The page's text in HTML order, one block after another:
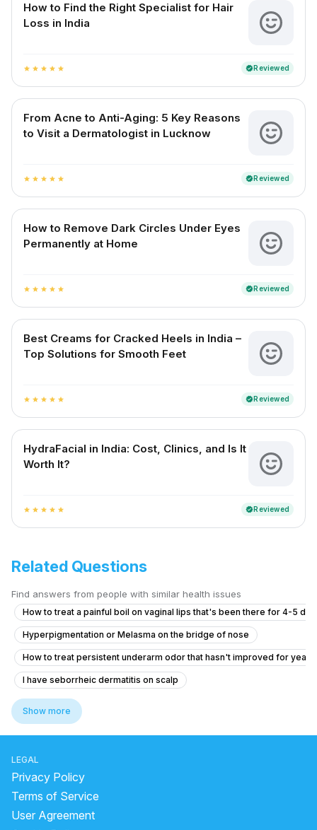
How to Find the Right Specialist for Hair
Loss in India
star star star star star verifiedReviewed
From Acne to Anti-Aging: 5 Key Reasons
to Visit a Dermatologist in Lucknow
star star star star star verifiedReviewed
How to Remove Dark Circles Under Eyes
Permanently at Home
star star star star star verifiedReviewed
Best Creams for Cracked Heels in India –
Top Solutions for Smooth Feet
star star star star star verifiedReviewed
HydraFacial in India: Cost, Clinics, and Is It
Worth It?
star star star star star verifiedReviewed
Related Questions
Find answers from people with similar health issues
How to treat a painful boil on vaginal lips that's been there for 4-5
Hyperpigmentation or Melasma on the bridge of nose
How to treat persistent underarm odor that hasn't improved for
I have seborrheic dermatitis on scalp
How to became fair and to have even tone skin
What is causing my gradual hair thinning at 20, and should I consider
medicine for glowing skin
dark spot cream for body
When To Go To The Doctor For Hives?
Show more
LEGAL
Privacy Policy
Terms of Service
User Agreement